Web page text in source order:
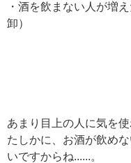
・酒を飲まない人が増
卸）
あまり目上の人に気を
たしかに、お酒が飲め
いですからね......。